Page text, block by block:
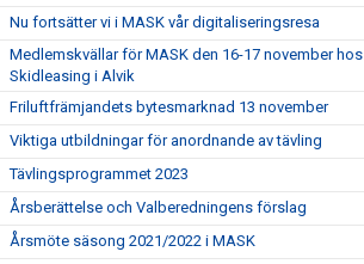
Nu fortsätter vi i MASK vår digitaliseringsresa
Medlemskvällar för MASK den 16-17 november hos
Skidleasing i Alvik
Friluftfrämjandets bytesmarknad 13 november
Viktiga utbildningar för anordnande av tävling
Tävlingsprogrammet 2023
Årsberättelse och Valberedningens förslag
Årsmöte säsong 2021/2022 i MASK